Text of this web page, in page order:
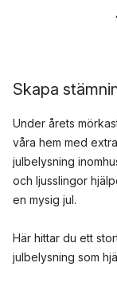
Skapa
Under årets
våra hem med
julbelysning
och ljusslingor
en mysig jul.
Här hittar du ett
julbelysning som